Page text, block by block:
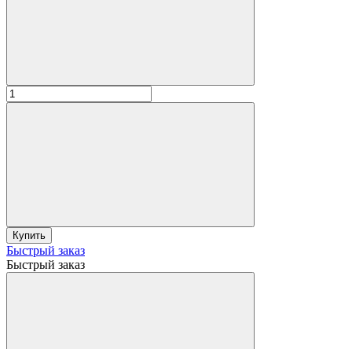
Купить
Быстрый заказ
Быстрый заказ